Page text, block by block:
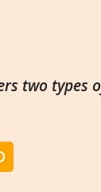
two types